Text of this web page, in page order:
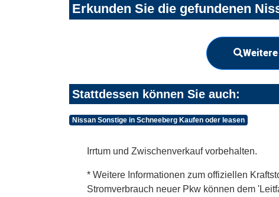
Erkunden Sie die gefundenen
Stattdessen können Sie auch:
Nissan Sonstige in Schneeberg Kaufen oder leasen
Irrtum und Zwischenverkauf vorbehalten.
* Weitere Informationen zum offiziellen
Stromverbrauch neuer Pkw können dem